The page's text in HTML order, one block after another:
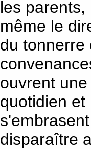
les
même le
du tonnerre
ouvrent
quotidien et
disparaître